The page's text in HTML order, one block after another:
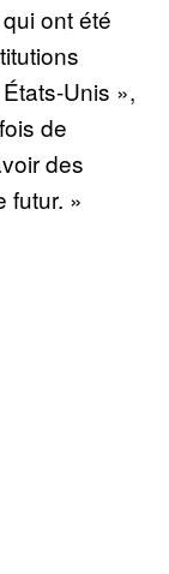
ontété
États-Unis »,
de
des
futur. »